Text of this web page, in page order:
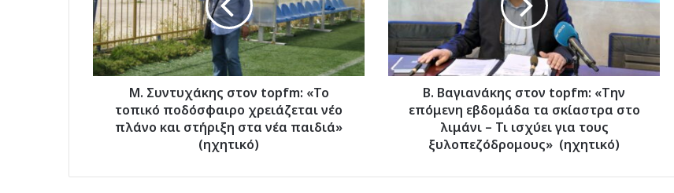
«Το
τοπικό
ποδόσφαιρο
χρειάζεται
νέο
στήριξη
Μ. Συντυχάκης στον topfm: «Το
τοπικό ποδόσφαιρο χρειάζεται νέο
πλάνο και στήριξη στα νέα παιδιά»
(ηχητικό)
επόμενη
εβδομάδα
τα
σκίαστρα
λιμάνι
Β. Βαγιανάκης στον topfm: «Την
επόμενη εβδομάδα τα σκίαστρα στο
λιμάνι – Τι ισχύει για τους
ξυλοπεζόδρομους» (ηχητικό)